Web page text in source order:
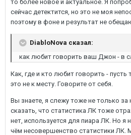
то более новое и актуальное. Я
сейчас детектится, но это не моя
поэтому в фоне и результат не
DiabloNova сказал:
как любит говорить ваш Джон - в
Как, где и кто любит говорить - пусть
это не к месту. Говорите от себя.
Вы знаете, я слежу тоже не только за
сказать, что статистика ЛК тоже
нет, используется для пиара ЛК. Но я
чём несовершенство статистики ЛК.